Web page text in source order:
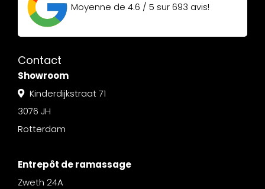
Moyenne de 4.6 / 5 sur693 avis!
Contact
Showroom
Kinderdijkstraat 71
3076 JH
Rotterdam
Entrepôt de ramassage
Zweth 24A